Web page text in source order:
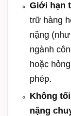
Giới hạn
trữ hàng
nặng
ngành
hoặc
phép.
Không
nặng